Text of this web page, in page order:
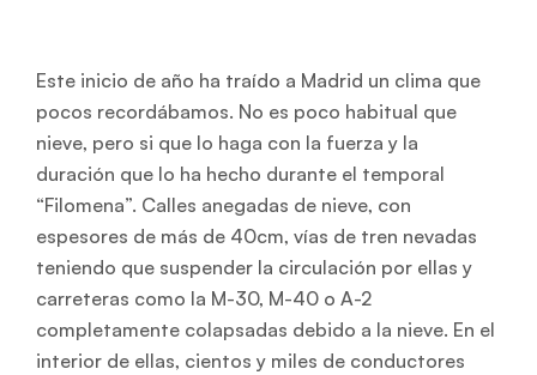
Este inicio de año ha traído a Madrid un clima que
pocos recordábamos. No es poco habitual que
nieve, pero si que lo haga con la fuerza y la
duración que lo ha hecho durante el temporal
“Filomena”. Calles anegadas de nieve, con
espesores de más de 40cm, vías de tren nevadas
teniendo que suspender la circulación por ellas y
carreteras como la M-30, M-40 o A-2
completamente colapsadas debido a la nieve. En el
interior de ellas, cientos y miles de conductores